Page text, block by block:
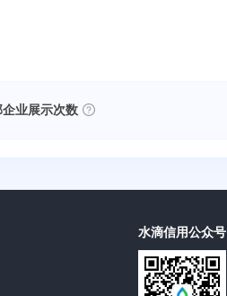
业展示次数
水滴信用公众号